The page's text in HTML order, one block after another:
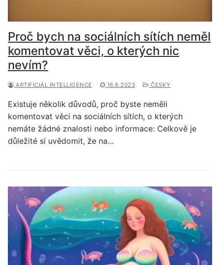
Proč bych na sociálních sítích neměl
komentovat věci, o kterých nic
nevím?
ARTIFICIAL INTELLIGENCE 16.6.2023 ČESKY
Existuje několik důvodů, proč byste neměli
komentovat věci na sociálních sítích, o kterých
nemáte žádné znalosti nebo informace: Celkově je
důležité si uvědomit, že na…